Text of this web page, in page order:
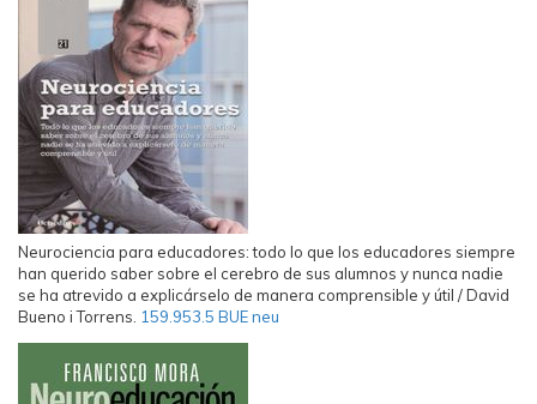
Neurociencia para educadores: todo lo que los educadores siempre
han querido saber sobre el cerebro de sus alumnos y nunca nadie
se ha atrevido a explicárselo de manera comprensible y útil / David
Bueno i Torrens. 159.953.5 BUE neu